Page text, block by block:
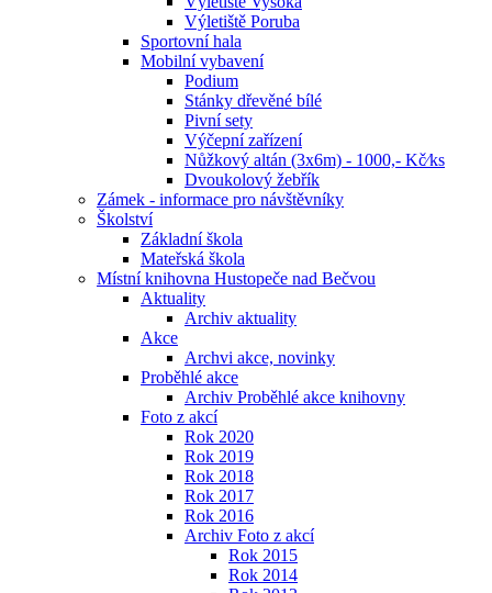
Výletiště Poruba
Sportovní hala
Mobilní vybavení
Podium
Stánky dřevěné bílé
Pivní sety
Výčepní zařízení
Nůžkový altán (3x6m) - 1000,- Kč⁄ks
Dvoukolový žebřík
Zámek - informace pro návštěvníky
Školství
Základní škola
Mateřská škola
Místní knihovna Hustopeče nad Bečvou
Aktuality
Archiv aktuality
Akce
Archvi akce, novinky
Proběhlé akce
Archiv Proběhlé akce knihovny
Foto z akcí
Rok 2020
Rok 2019
Rok 2018
Rok 2017
Rok 2016
Archiv Foto z akcí
Rok 2015
Rok 2014